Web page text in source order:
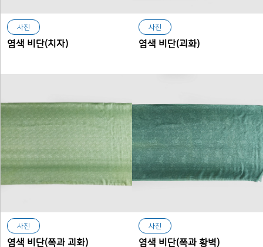
사진
염색 비단(치자)
사진
염색 비단(괴화)
사진
염색 비단(쪽과 괴화)
사진
염색 비단(쪽과 황벽)